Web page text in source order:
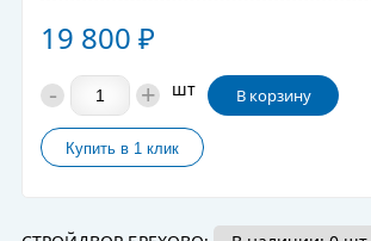
19 800 ₽
- + шт В корзину